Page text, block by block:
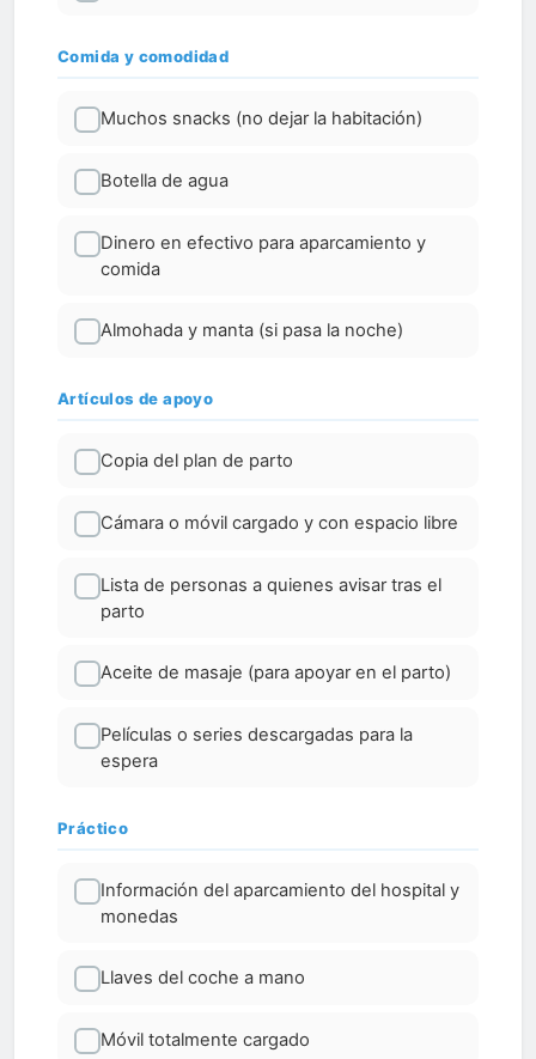
Comida y comodidad
Muchos snacks (no dejar la habitación)
Botella de agua
Dinero en efectivo para aparcamiento y
comida
Almohada y manta (si pasa la noche)
Artículos de apoyo
Copia del plan de parto
Cámara o móvil cargado y con espacio libre
Lista de personas a quienes avisar tras el
parto
Aceite de masaje (para apoyar en el parto)
Películas o series descargadas para la
espera
Práctico
Información del aparcamiento del hospital y
monedas
Llaves del coche a mano
Móvil totalmente cargado